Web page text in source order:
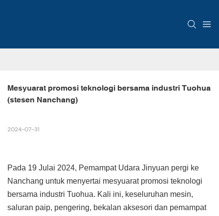
Mesyuarat promosi teknologi bersama industri Tuohua
(stesen Nanchang)
2024-07-31
Pada 19 Julai 2024, Pemampat Udara Jinyuan pergi ke
Nanchang untuk menyertai mesyuarat promosi teknologi
bersama industri Tuohua. Kali ini, keseluruhan mesin,
saluran paip, pengering, bekalan aksesori dan pemampat